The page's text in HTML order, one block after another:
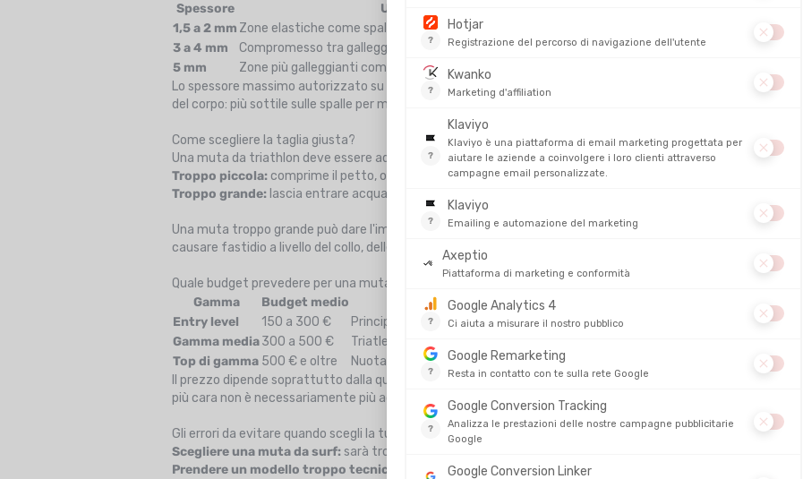
Spessore
Utilizzo
1,5 a 2 mm Zone elastiche come spalle e braccia
3 a 4 mm
Compromesso tra galleggiamento e libertà di movimento
5 mm
Zone più galleggianti come bacino e gambe
Lo spessore massimo autorizzato su una muta da triathlon è di 5 mm. Una muta performante combina
del corpo: più sottile sulle spalle per mantenere la mobilità, più spesso sulle gambe per guadagnare
Come scegliere la taglia giusta?
Una muta da triathlon deve essere aderente senza essere soffocante.
Troppo piccola: comprime il petto, ostacola la respirazione e limita i movimenti.
Troppo grande: lascia entrare acqua, crea pieghe e riduce l'effetto di galleggiamento.
Una muta troppo grande può dare l'impressione di tirare una roulotte in acqua. Al contrario, una muta ben
causare fastidio a livello del collo, delle spalle o del petto.
Quale budget prevedere per una muta in neoprene da triathlon?
Gamma
Budget medio
Per chi?
Entry level
150 a 300 €
Principianti e primi triathlon
Gamma media300 a 500 €
Triatleti regolari
Top di gamma 500 € e oltre
Nuotatori esperti e ricerca della performance
Il prezzo dipende soprattutto dalla qualità del neoprene, dall'elasticità delle spalle, dal numero di pannelli e
più cara non è necessariamente più adatta: tutto dipende dal tuo livello e dalle tue esigenze.
Gli errori da evitare quando scegli la tua muta da triathlon
Scegliere una muta da surf:sarà troppo rigida per nuotare correttamente.
Prendere un modello troppo tecnico per iniziare:pagherai di più senza trarne un reale beneficio.